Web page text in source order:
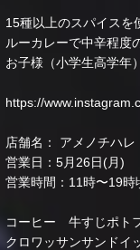
15種以上のスパイスを
ルーカレーで中辛程度
お子様（小学生高学年
https://
店舗名： アメノチハレ
営業日：5月26日(月)
営業時間：11時〜19時
コーヒー 牛すじポト
クロワッサンサンドイ